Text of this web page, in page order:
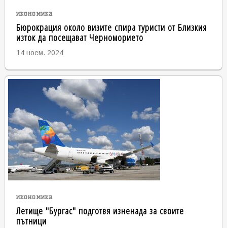
икономика
Бюрокрация около визите спира туристи от Близкия
изток да посещават Черноморието
14 ноем. 2024
икономика
Летище "Бургас" подготвя изненада за своите
пътници